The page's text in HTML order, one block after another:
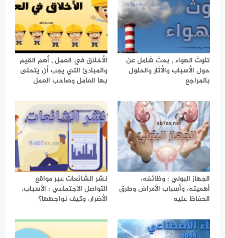
تلوث الهواء , بحث شامل عن
حول الأسباب والأثار والحلول
بالمراجع
الأخلاق في العمل , أهم القيم
والمبادئ التي يجب أن يتحلى
بها العامل وصاحب العمل
الجهاز البولي : وظائفه،
أهميته، وأسباب الأمراض وطرق
الحفاظ عليه
نشر الشائعات عبر مواقع
التواصل الاجتماعي : الأسباب،
الأضرار، وكيف نواجهها؟